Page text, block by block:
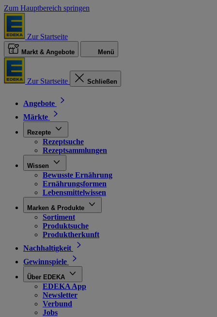
Zum Hauptbereich springen
Zur Startseite
Markt & Angebote Menü
Zur Startseite Schließen
Angebote
Märkte
Rezepte
Rezeptsuche
Rezeptsammlungen
Wissen
Bewusste Ernährung
Ernährungsformen
Lebensmittelwissen
Marken & Produkte
Sortiment
Produktsuche
Produktherkunft
Nachhaltigkeit
Gewinnspiele
Über EDEKA
EDEKA App
Newsletter
Verbund
Jobs